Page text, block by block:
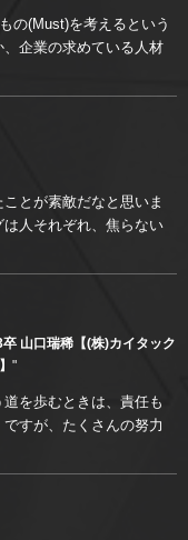
の(Must)を考えるという
企業の求めている人材
とが素敵だなと思いま
人それぞれ、焦らない
山口瑞稀【(株)カイタック
"
を歩むときは、責任も
すが、たくさんの努力